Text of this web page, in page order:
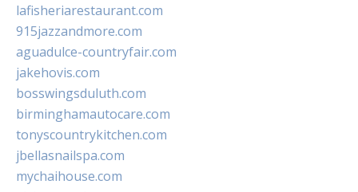
lafisheriarestaurant.com
915jazzandmore.com
aguadulce-countryfair.com
jakehovis.com
bosswingsduluth.com
birminghamautocare.com
tonyscountrykitchen.com
jbellasnailspa.com
mychaihouse.com